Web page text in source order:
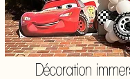
Décoration